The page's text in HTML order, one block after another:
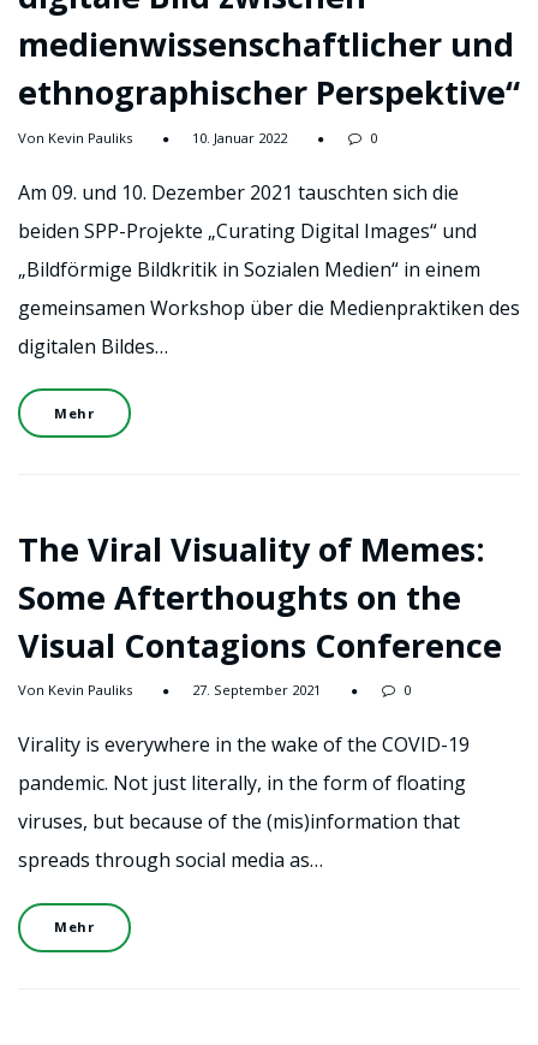
medienwissenschaftlicher und
ethnographischer Perspektive“
Von Kevin Pauliks 10. Januar 2022 0
Am 09. und 10. Dezember 2021 tauschten sich die
beiden SPP-Projekte „Curating Digital Images“ und
„Bildförmige Bildkritik in Sozialen Medien“ in einem
gemeinsamen Workshop über die Medienpraktiken des
digitalen Bildes…
Mehr
The Viral Visuality of Memes:
Some Afterthoughts on the
Visual Contagions Conference
Von Kevin Pauliks 27. September 2021 0
Virality is everywhere in the wake of the COVID-19
pandemic. Not just literally, in the form of floating
viruses, but because of the (mis)information that
spreads through social media as…
Mehr